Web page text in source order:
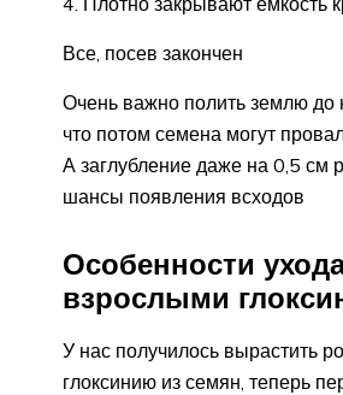
Все, посев закончен
Очень важно полить землю до
что потом семена могут
А заглубление даже на 0,5 см
шансы появления всходов
Особенности
взрослыми
У нас получилось вырастить
глоксинию из семян, теперь